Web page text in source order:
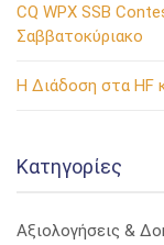
CQ WPX SSB
Σαββατοκύριακο
Η Διάδοση στα HF
Kατηγορίες
Αξιολογήσεις &